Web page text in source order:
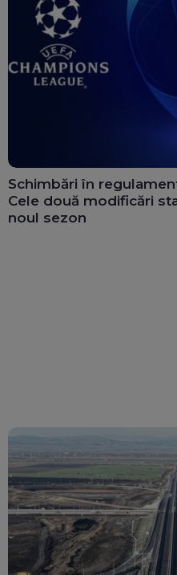
Schimbări în
Cele două modificări
noul sezon